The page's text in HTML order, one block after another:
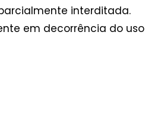
interditada.
em decorrência do uso